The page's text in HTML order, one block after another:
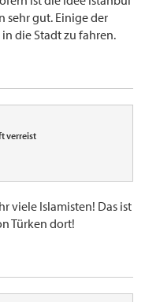
sehr gut. Einige der
die Stadt zu fahren.
verreist
viele Islamisten! Das ist
Türken dort!